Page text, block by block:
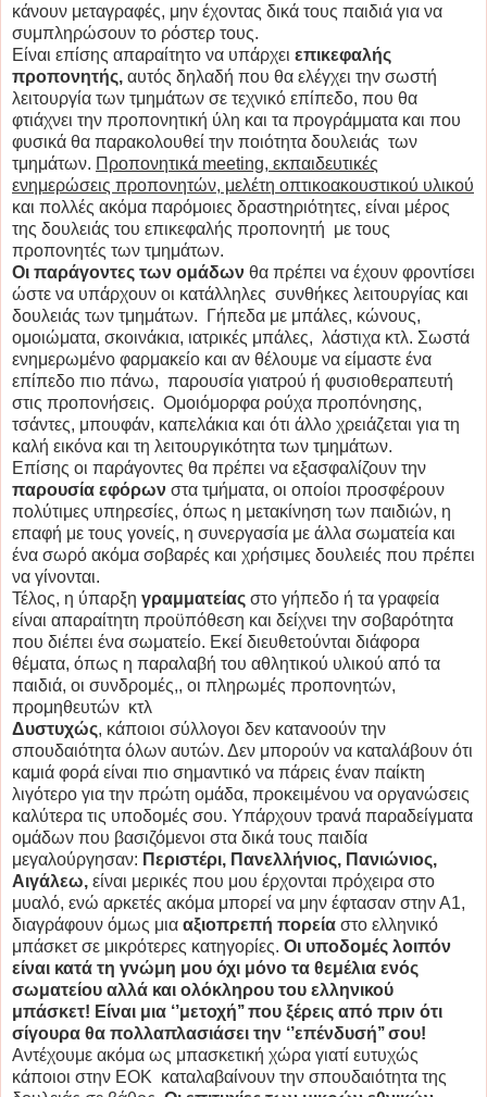
κάνουν μεταγραφές, μην έχοντας δικά τους παιδιά για να
συμπληρώσουν το ρόστερ τους.
Είναι επίσης απαραίτητο να υπάρχει επικεφαλής
προπονητής, αυτός δηλαδή που θα ελέγχει την σωστή
λειτουργία των τμημάτων σε τεχνικό επίπεδο, που θα
φτιάχνει την προπονητική ύλη και τα προγράμματα και που
φυσικά θα παρακολουθεί την ποιότητα δουλειάς των
τμημάτων. Προπονητικά meeting, εκπαιδευτικές
ενημερώσεις προπονητών, μελέτη οπτικοακουστικού υλικού
και πολλές ακόμα παρόμοιες δραστηριότητες, είναι μέρος
της δουλειάς του επικεφαλής προπονητή με τους
προπονητές των τμημάτων.
Οι παράγοντες των ομάδων θα πρέπει να έχουν φροντίσει
ώστε να υπάρχουν οι κατάλληλες συνθήκες λειτουργίας και
δουλειάς των τμημάτων. Γήπεδα με μπάλες, κώνους,
ομοιώματα, σκοινάκια, ιατρικές μπάλες, λάστιχα κτλ. Σωστά
ενημερωμένο φαρμακείο και αν θέλουμε να είμαστε ένα
επίπεδο πιο πάνω, παρουσία γιατρού ή φυσιοθεραπευτή
στις προπονήσεις. Ομοιόμορφα ρούχα προπόνησης,
τσάντες, μπουφάν, καπελάκια και ότι άλλο χρειάζεται για τη
καλή εικόνα και τη λειτουργικότητα των τμημάτων.
Επίσης οι παράγοντες θα πρέπει να εξασφαλίζουν την
παρουσία εφόρων στα τμήματα, οι οποίοι προσφέρουν
πολύτιμες υπηρεσίες, όπως η μετακίνηση των παιδιών, η
επαφή με τους γονείς, η συνεργασία με άλλα σωματεία και
ένα σωρό ακόμα σοβαρές και χρήσιμες δουλειές που πρέπει
να γίνονται.
Τέλος, η ύπαρξη γραμματείας στο γήπεδο ή τα γραφεία
είναι απαραίτητη προϋπόθεση και δείχνει την σοβαρότητα
που διέπει ένα σωματείο. Εκεί διευθετούνται διάφορα
θέματα, όπως η παραλαβή του αθλητικού υλικού από τα
παιδιά, οι συνδρομές,, οι πληρωμές προπονητών,
προμηθευτών κτλ
Δυστυχώς, κάποιοι σύλλογοι δεν κατανοούν την
σπουδαιότητα όλων αυτών. Δεν μπορούν να καταλάβουν ότι
καμιά φορά είναι πιο σημαντικό να πάρεις έναν παίκτη
λιγότερο για την πρώτη ομάδα, προκειμένου να οργανώσεις
καλύτερα τις υποδομές σου. Υπάρχουν τρανά παραδείγματα
ομάδων που βασιζόμενοι στα δικά τους παιδία
μεγαλούργησαν: Περιστέρι, Πανελλήνιος, Πανιώνιος,
Αιγάλεω, είναι μερικές που μου έρχονται πρόχειρα στο
μυαλό, ενώ αρκετές ακόμα μπορεί να μην έφτασαν στην Α1,
διαγράφουν όμως μια αξιοπρεπή πορεία στο ελληνικό
μπάσκετ σε μικρότερες κατηγορίες. Οι υποδομές λοιπόν
είναι κατά τη γνώμη μου όχι μόνο τα θεμέλια ενός
σωματείου αλλά και ολόκληρου του ελληνικού
μπάσκετ! Είναι μια ‘’μετοχή’’ που ξέρεις από πριν ότι
σίγουρα θα πολλαπλασιάσει την ‘’επένδυσή’’ σου!
Αντέχουμε ακόμα ως μπασκετική χώρα γιατί ευτυχώς
κάποιοι στην ΕΟΚ καταλαβαίνουν την σπουδαιότητα της